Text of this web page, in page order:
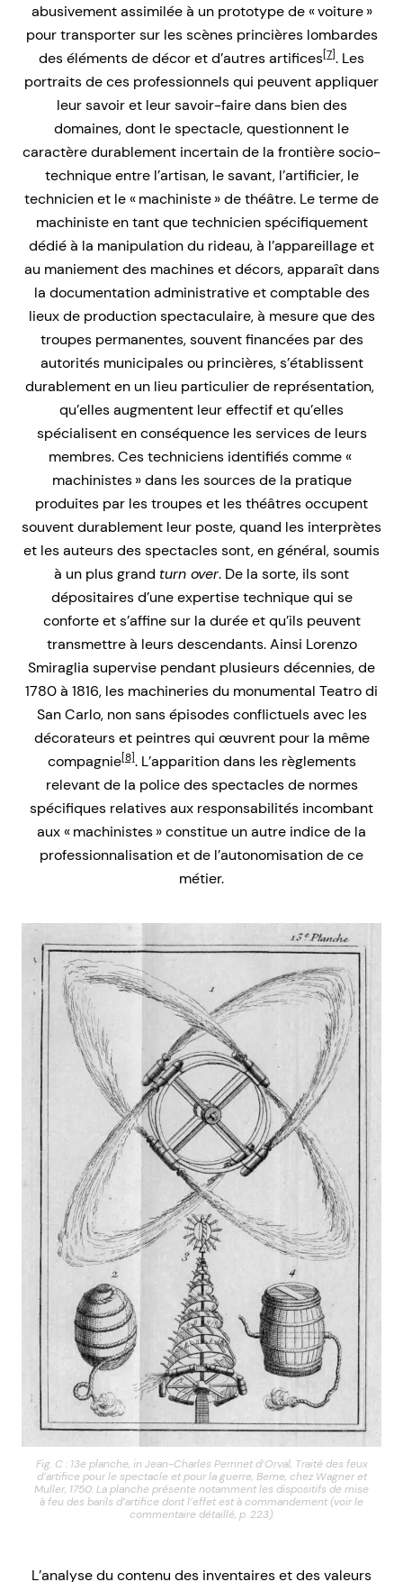
abusivement assimilée à un prototype de « voiture »
pour transporter sur les scènes princières lombardes
des éléments de décor et d’autres artifices[7]. Les
portraits de ces professionnels qui peuvent appliquer
leur savoir et leur savoir-faire dans bien des
domaines, dont le spectacle, questionnent le
caractère durablement incertain de la frontière socio-
technique entre l’artisan, le savant, l’artificier, le
technicien et le « machiniste » de théâtre. Le terme de
machiniste en tant que technicien spécifiquement
dédié à la manipulation du rideau, à l’appareillage et
au maniement des machines et décors, apparaît dans
la documentation administrative et comptable des
lieux de production spectaculaire, à mesure que des
troupes permanentes, souvent financées par des
autorités municipales ou princières, s’établissent
durablement en un lieu particulier de représentation,
qu’elles augmentent leur effectif et qu’elles
spécialisent en conséquence les services de leurs
membres. Ces techniciens identifiés comme «
machinistes » dans les sources de la pratique
produites par les troupes et les théâtres occupent
souvent durablement leur poste, quand les interprètes
et les auteurs des spectacles sont, en général, soumis
à un plus grand turn over. De la sorte, ils sont
dépositaires d’une expertise technique qui se
conforte et s’affine sur la durée et qu’ils peuvent
transmettre à leurs descendants. Ainsi Lorenzo
Smiraglia supervise pendant plusieurs décennies, de
1780 à 1816, les machineries du monumental Teatro di
San Carlo, non sans épisodes conflictuels avec les
décorateurs et peintres qui œuvrent pour la même
compagnie[8]. L’apparition dans les règlements
relevant de la police des spectacles de normes
spécifiques relatives aux responsabilités incombant
aux « machinistes » constitue un autre indice de la
professionnalisation et de l’autonomisation de ce
métier.
Fig. C : 13e planche, in Jean-Charles Perrinet d’Orval, Traité des feux
d’artifice pour le spectacle et pour la guerre, Berne, chez Wagner et
Muller, 1750. La planche présente notamment les dispositifs de mise
à feu des barils d’artifice dont l’effet est à commandement (voir le
commentaire détaillé, p. 223).
L’analyse du contenu des inventaires et des valeurs